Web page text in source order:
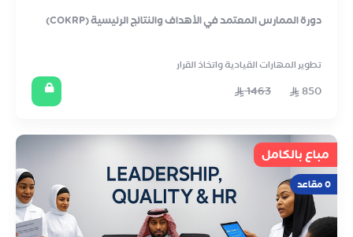
دورة الممارس المعتمد في الأهداف والنتائج الرئيسية (COKRP)
تطوير المهارات القيادية واتخاذ القرار
850
1463
مباع بالكامل
0 مقاعد